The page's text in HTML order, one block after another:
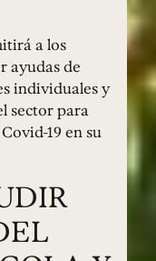
a los
ayudas de
individuales y
sector para
19 en su